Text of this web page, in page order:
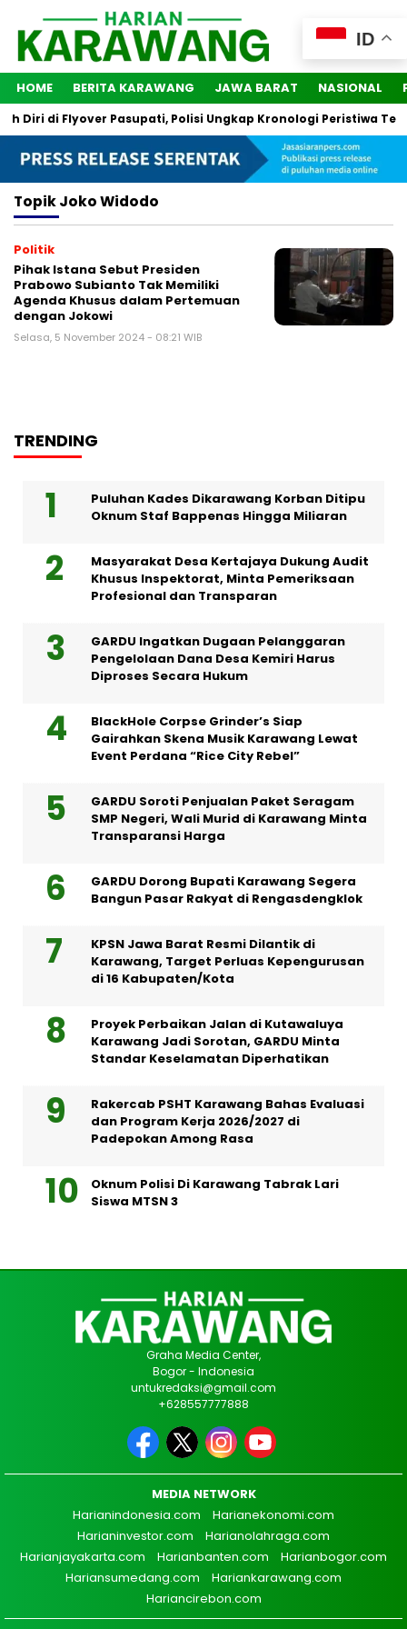
HOME BERITA KARAWANG JAWA BARAT NASIONAL
Diri di Flyover Pasupati, Polisi Ungkap Kronologi Peristiwa
TopikJoko Widodo
Politik
Pihak Istana Sebut Presiden
Prabowo Subianto Tak Memiliki
Agenda Khusus dalam Pertemuan
dengan Jokowi
Selasa, 5 November 2024 - 08:21 WIB
TRENDING
Puluhan Kades Dikarawang Korban Ditipu
Oknum Staf Bappenas Hingga Miliaran
Masyarakat Desa Kertajaya Dukung Audit
Khusus Inspektorat, Minta Pemeriksaan
Profesional dan Transparan
GARDU Ingatkan Dugaan Pelanggaran
Pengelolaan Dana Desa Kemiri Harus
Diproses Secara Hukum
BlackHole Corpse Grinder’s Siap
Gairahkan Skena Musik Karawang Lewat
Event Perdana “Rice City Rebel”
GARDU Soroti Penjualan Paket Seragam
SMP Negeri, Wali Murid di Karawang Minta
Transparansi Harga
GARDU Dorong Bupati Karawang Segera
Bangun Pasar Rakyat di Rengasdengklok
KPSN Jawa Barat Resmi Dilantik di
Karawang, Target Perluas Kepengurusan
di 16 Kabupaten/Kota
Proyek Perbaikan Jalan di Kutawaluya
Karawang Jadi Sorotan, GARDU Minta
Standar Keselamatan Diperhatikan
Rakercab PSHT Karawang Bahas Evaluasi
dan Program Kerja 2026/2027 di
Padepokan Among Rasa
Oknum Polisi Di Karawang Tabrak Lari
Siswa MTSN 3
ID
Graha Media Center,
Bogor - Indonesia
untukredaksi@gmail.com
+628557777888
MEDIA NETWORK
Harianindonesia.com
Harianekonomi.com
Harianinvestor.com
Harianolahraga.com
Harianjayakarta.com
Harianbanten.com
Harianbogor.com
Hariansumedang.com
Hariankarawang.com
Hariancirebon.com